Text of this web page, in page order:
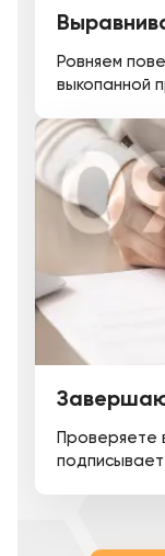
Ровняем
выкопанной
Проверяете